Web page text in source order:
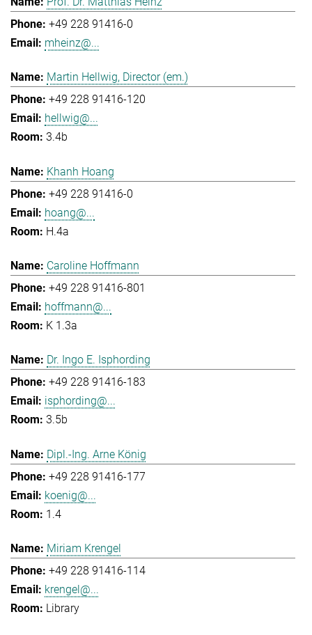
+49 228 91416-0
mheinz@...
Martin Hellwig, Director (em.)
+49 228 91416-120
hellwig@...
3.4b
Khanh Hoang
+49 228 91416-0
hoang@...
H.4a
Caroline Hoffmann
+49 228 91416-801
hoffmann@...
K 1.3a
Dr. Ingo E. Isphording
+49 228 91416-183
isphording@...
3.5b
Dipl.-Ing. Arne König
+49 228 91416-177
koenig@...
1.4
Miriam Krengel
+49 228 91416-114
krengel@...
Library